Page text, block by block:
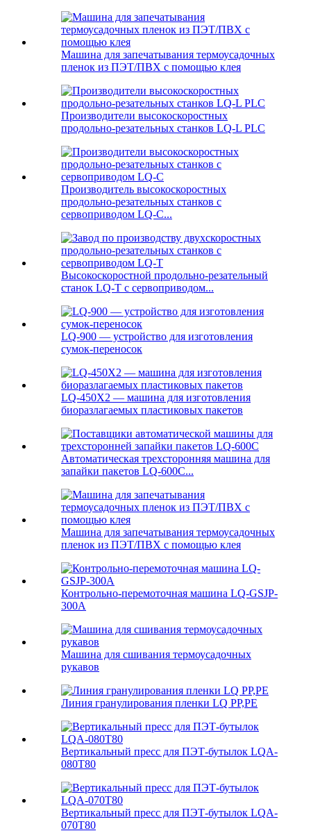
Машина для запечатывания термоусадочных
пленок из ПЭТ/ПВХ с помощью клея
Производители высокоскоростных
продольно-резательных станков LQ-L PLC
Производитель высокоскоростных
продольно-резательных станков с
сервоприводом LQ-C...
Высокоскоростной продольно-резательный
станок LQ-T с сервоприводом...
LQ-900 — устройство для изготовления
сумок-переносок
LQ-450X2 — машина для изготовления
биоразлагаемых пластиковых пакетов
Автоматическая трехсторонняя машина для
запайки пакетов LQ-600C...
Машина для запечатывания термоусадочных
пленок из ПЭТ/ПВХ с помощью клея
Контрольно-перемоточная машина LQ-GSJP-
300A
Машина для сшивания термоусадочных
рукавов
Линия гранулирования пленки LQ PP,PE
Вертикальный пресс для ПЭТ-бутылок LQA-
080T80
Вертикальный пресс для ПЭТ-бутылок LQA-
070T80